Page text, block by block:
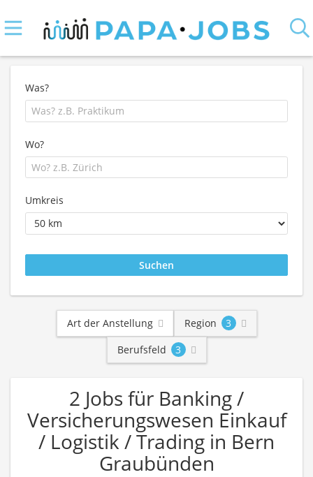
Was?
Wo?
Umkreis
Art der Anstellung Region
3
Berufsfeld
3
2 Jobs für Banking /
Versicherungswesen Einkauf
/ Logistik / Trading in Bern
Graubünden